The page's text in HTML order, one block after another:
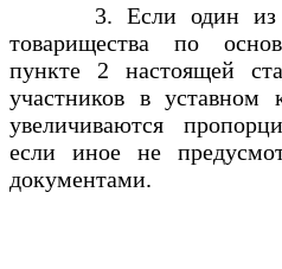
3. Если один из
товарищества по
пункте 2 настоящей
участников в уставном
увеличиваются
если иное не
документами.